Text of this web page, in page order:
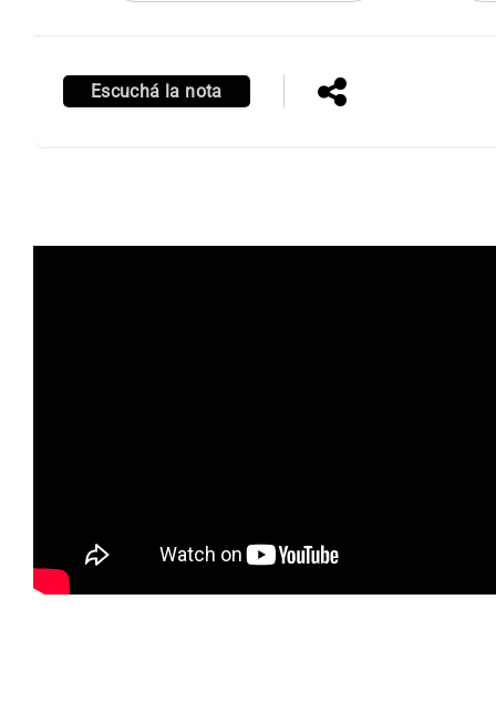
Escuchá la nota